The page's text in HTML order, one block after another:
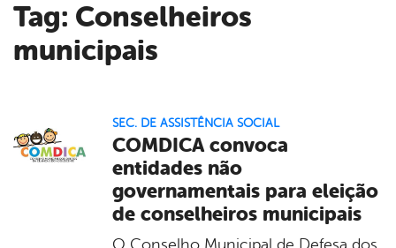
Tag: Conselheiros
municipais
SEC. DE ASSISTÊNCIA SOCIAL
COMDICA convoca
entidades não
governamentais para eleição
de conselheiros municipais
O Conselho Municipal de Defesa dos